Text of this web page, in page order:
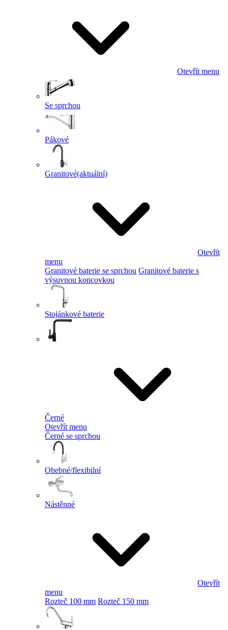
Otevřít menu
Se sprchou
Pákové
Granitové(aktuální)
Otevřít
menu
Granitové baterie se sprchou Granitové baterie s
výsuvnou koncovkou
Stojánkové baterie
Černé
Otevřít menu
Černé se sprchou
Ohebné/flexibilní
Nástěnné
Otevřít
menu
Rozteč 100 mm Rozteč 150 mm